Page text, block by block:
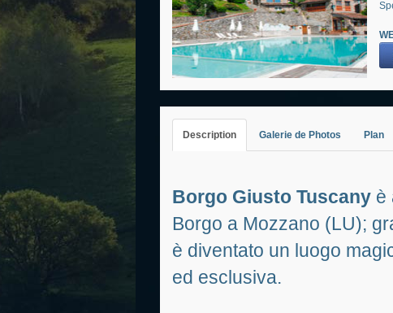
Description Galerie de Photos Plan
Borgo Giusto Tuscany è
Borgo a Mozzano (LU);
è diventato un luogo
ed esclusiva.